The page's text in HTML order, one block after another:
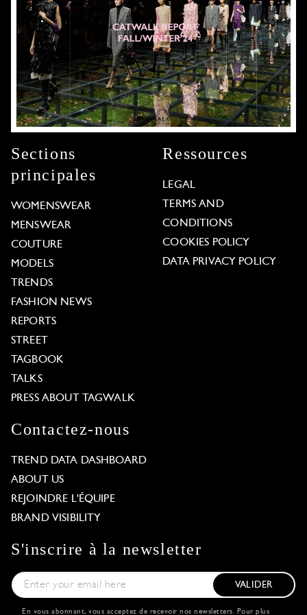
Sections
principales
WOMENSWEAR
MENSWEAR
COUTURE
MODELS
TRENDS
FASHION NEWS
REPORTS
STREET
TAGBOOK
TALKS
PRESS ABOUT TAGWALK
Ressources
LEGAL
TERMS AND
CONDITIONS
COOKIES POLICY
DATA PRIVACY POLICY
Contactez-nous
TREND DATA DASHBOARD
ABOUT US
REJOINDRE L'ÉQUIPE
BRAND VISIBILITY
S'inscrire à la newsletter
VALIDER
En vous abonnant, vous acceptez de recevoir nos newsletters. Pour plus